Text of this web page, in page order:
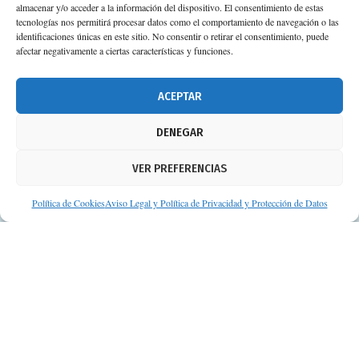
almacenar y/o acceder a la información del dispositivo. El consentimiento de estas
tecnologías nos permitirá procesar datos como el comportamiento de navegación o las
identificaciones únicas en este sitio. No consentir o retirar el consentimiento, puede
afectar negativamente a ciertas características y funciones.
ACEPTAR
DENEGAR
VER PREFERENCIAS
Política de CookiesAviso Legal y Política de Privacidad y Protección de Datos
Calle Camino de los Descubrimientos, 11,
Planta 3ª 41092 – Sevilla
674 02 62 03
Aviso legal
Protección de datos personales
Suscripción a Newsletter